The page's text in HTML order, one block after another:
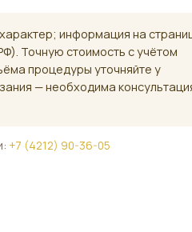
информация на
Точную стоимость с учётом
процедуры уточняйте у
— необходима
+7 (4212) 90-36-05